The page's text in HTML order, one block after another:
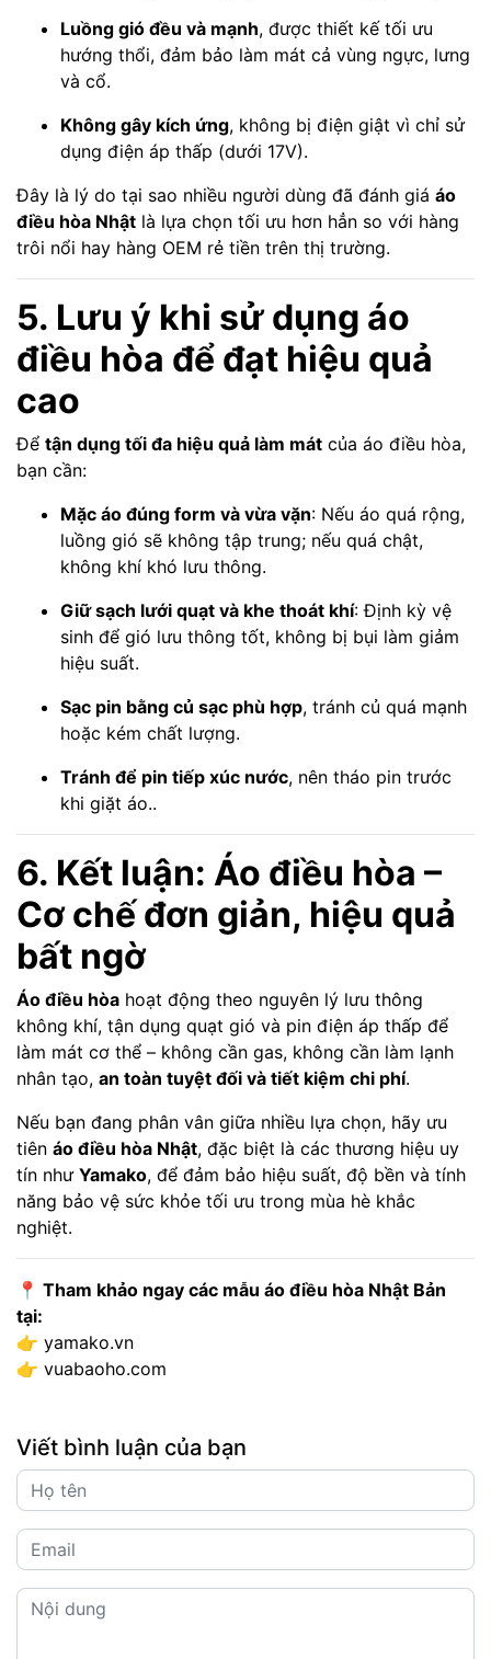
Luồng gió đều và mạnh, được thiết kế tối ưu
hướng thổi, đảm bảo làm mát cả vùng ngực, lưng
và cổ.
Không gây kích ứng, không bị điện giật vì chỉ sử
dụng điện áp thấp (dưới 17V).
Đây là lý do tại sao nhiều người dùng đã đánh giá áo
điều hòa Nhật là lựa chọn tối ưu hơn hẳn so với hàng
trôi nổi hay hàng OEM rẻ tiền trên thị trường.
5. Lưu ý khi sử dụng áo
điều hòa để đạt hiệu quả
cao
Để tận dụng tối đa hiệu quả làm mát của áo điều hòa,
bạn cần:
Mặc áo đúng form và vừa vặn: Nếu áo quá rộng,
luồng gió sẽ không tập trung; nếu quá chật,
không khí khó lưu thông.
Giữ sạch lưới quạt và khe thoát khí: Định kỳ vệ
sinh để gió lưu thông tốt, không bị bụi làm giảm
hiệu suất.
Sạc pin bằng củ sạc phù hợp, tránh củ quá mạnh
hoặc kém chất lượng.
Tránh để pin tiếp xúc nước, nên tháo pin trước
khi giặt áo..
6. Kết luận: Áo điều hòa –
Cơ chế đơn giản, hiệu quả
bất ngờ
Áo điều hòa hoạt động theo nguyên lý lưu thông
không khí, tận dụng quạt gió và pin điện áp thấp để
làm mát cơ thể – không cần gas, không cần làm lạnh
nhân tạo, an toàn tuyệt đối và tiết kiệm chi phí.
Nếu bạn đang phân vân giữa nhiều lựa chọn, hãy ưu
tiên áo điều hòa Nhật, đặc biệt là các thương hiệu uy
tín như Yamako, để đảm bảo hiệu suất, độ bền và tính
năng bảo vệ sức khỏe tối ưu trong mùa hè khắc
nghiệt.
📍 Tham khảo ngay các mẫu áo điều hòa Nhật Bản
tại:
👉 yamako.vn
👉 vuabaoho.com
Viết bình luận của bạn